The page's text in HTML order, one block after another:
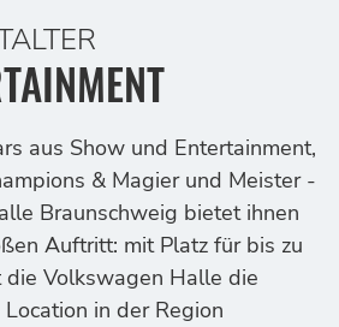
aus Show und Entertainment,
& Magier und Meister -
Braunschweig bietet ihnen
Auftritt: mit Platz für bis zu
die Volkswagen Halle die
in der Region